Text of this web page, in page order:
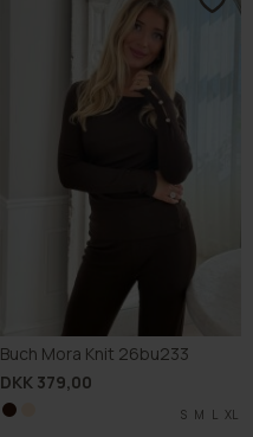
Buch Mora Knit 26bu233
DKK 379,00
S M L XL
S M L XL